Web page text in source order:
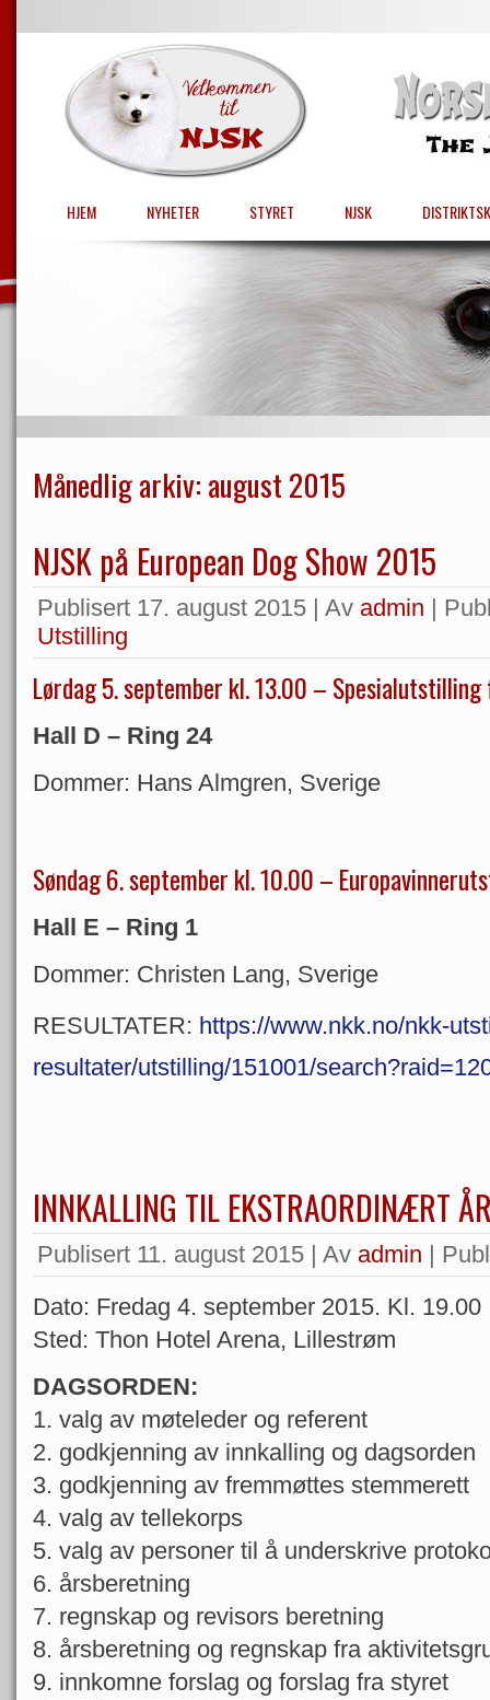
HJEM NYHETER STYRET NJSK
Månedlig arkiv:august 2015
NJSK på European Dog Show 2015
Publisert 17. august 2015 | Av admin |
Utstilling
Lørdag 5. september kl. 13.00 –
Hall D – Ring 24
Dommer: Hans Almgren, Sverige
Søndag 6. september kl. 10.00 –
Hall E – Ring 1
Dommer: Christen Lang, Sverige
RESULTATER: https://www.nkk.no/nkk-
resultater/utstilling/151001/
INNKALLING TIL EKSTRAORDINÆRT
Publisert 11. august 2015 | Av admin |
Dato: Fredag 4. september 2015. Kl. 19.00
Sted: Thon Hotel Arena, Lillestrøm
DAGSORDEN:
1. valg av møteleder og referent
2. godkjenning av innkalling og dagsorden
3. godkjenning av fremmøttes stemmerett
4. valg av tellekorps
5. valg av personer til å underskrive
6. årsberetning
7. regnskap og revisors beretning
8. årsberetning og regnskap fra
9. innkomne forslag og forslag fra styret